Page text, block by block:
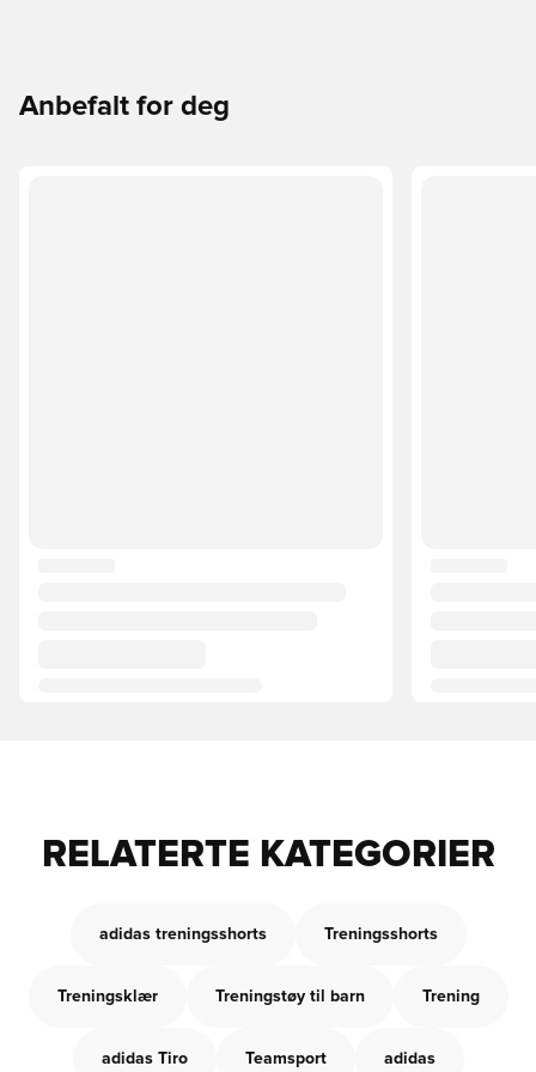
Anbefalt for deg
RELATERTE KATEGORIER
adidas treningsshorts Treningsshorts
Treningsklær Treningstøy til barn Trening
adidas Tiro Teamsport adidas